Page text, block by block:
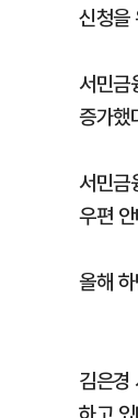
신청을
서민금
증가했
서민금
우편
올해
김은경